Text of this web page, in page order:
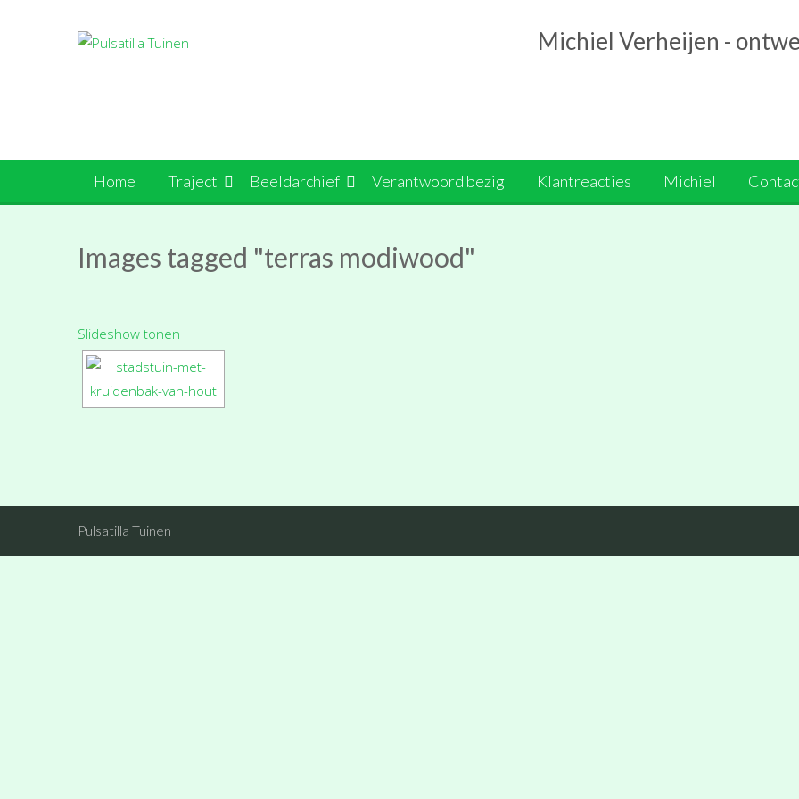
Michiel Verheijen -
Home Traject Beeldarchief Verantwoord bezig Klantreacties Michiel
Images tagged "terras modiwood"
Slideshow tonen
Pulsatilla Tuinen